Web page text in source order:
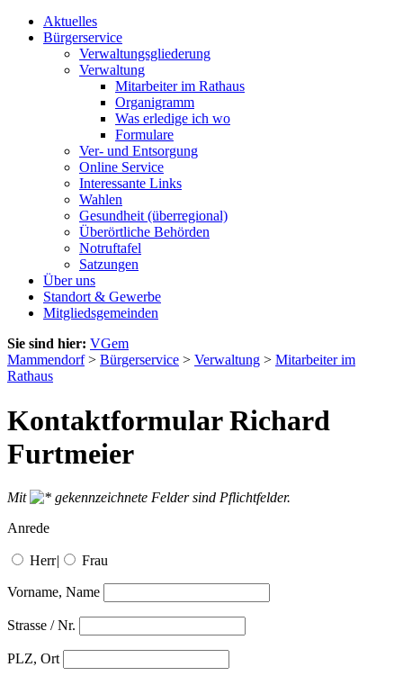
Aktuelles
Bürgerservice
Verwaltungsgliederung
Verwaltung
Mitarbeiter im Rathaus
Organigramm
Was erledige ich wo
Formulare
Ver- und Entsorgung
Online Service
Interessante Links
Wahlen
Gesundheit (überregional)
Überörtliche Behörden
Notruftafel
Satzungen
Über uns
Standort & Gewerbe
Mitgliedsgemeinden
Sie sind hier: VGem
Mammendorf> Bürgerservice > Verwaltung > Mitarbeiter im
Rathaus
Kontaktformular Richard
Furtmeier
Mit
gekennzeichnete Felder sind Pflichtfelder.
Anrede
Herr| Frau
Vorname, Name
Strasse / Nr.
PLZ, Ort